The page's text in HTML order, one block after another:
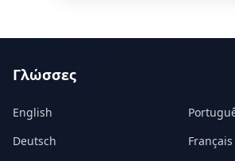
Γλώσσες
English
Deutsch
Français